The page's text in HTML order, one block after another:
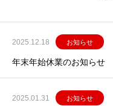
2025.12.18 お知らせ
年末年始休業のお知らせ
2025.01.31 お知らせ